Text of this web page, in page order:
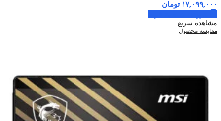
۱۷,۰۹۹,۰۰۰ تومان
مشاهده سریع
مقایسه محصول